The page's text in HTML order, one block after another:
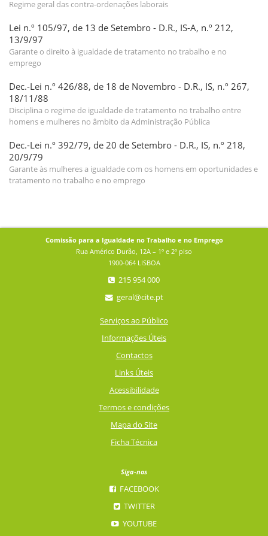
Regime geral das contra-ordenações laborais
Lei n.º 105/97, de 13 de Setembro - D.R., IS-A, n.º 212,
13/9/97
Garante o direito à igualdade de tratamento no trabalho e no
emprego
Dec.-Lei n.º 426/88, de 18 de Novembro - D.R., IS, n.º 267,
18/11/88
Disciplina o regime de igualdade de tratamento no trabalho entre
homens e mulheres no âmbito da Administração Pública
Dec.-Lei n.º 392/79, de 20 de Setembro - D.R., IS, n.º 218,
20/9/79
Garante às mulheres a igualdade com os homens em oportunidades e
tratamento no trabalho e no emprego
Comissão para a Igualdade no Trabalho e no Emprego
Rua Américo Durão, 12A – 1º e 2º piso
1900-064 LISBOA
215 954 000
geral@cite.pt
Serviços ao Público
Informações Úteis
Contactos
Links Úteis
Acessibilidade
Termos e condições
Mapa do Site
Ficha Técnica
Siga-nos
FACEBOOK
TWITTER
YOUTUBE